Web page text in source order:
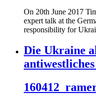
On 20th June 2017
expert talk at the
responsibility for
Die Ukraine